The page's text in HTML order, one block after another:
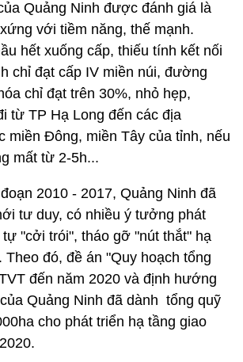
Quảng Ninh được đánh giá là
với tiềm năng, thế mạnh.
hết xuống cấp, thiếu tính kết nối
chỉ đạt cấp IV miền núi, đường
chỉ đạt trên 30%, nhỏ hẹp,
từ TP Hạ Long đến các địa
miền Đông, miền Tây của tỉnh, nếu
mất từ 2-5h...
2010 - 2017, Quảng Ninh đã
tư duy, có nhiều ý tưởng phát
"cởi trói", tháo gỡ "nút thắt" hạ
Theo đó, đề án "Quy hoạch tổng
đến năm 2020 và định hướng
Quảng Ninh đã dành tổng quỹ
cho phát triển hạ tầng giao